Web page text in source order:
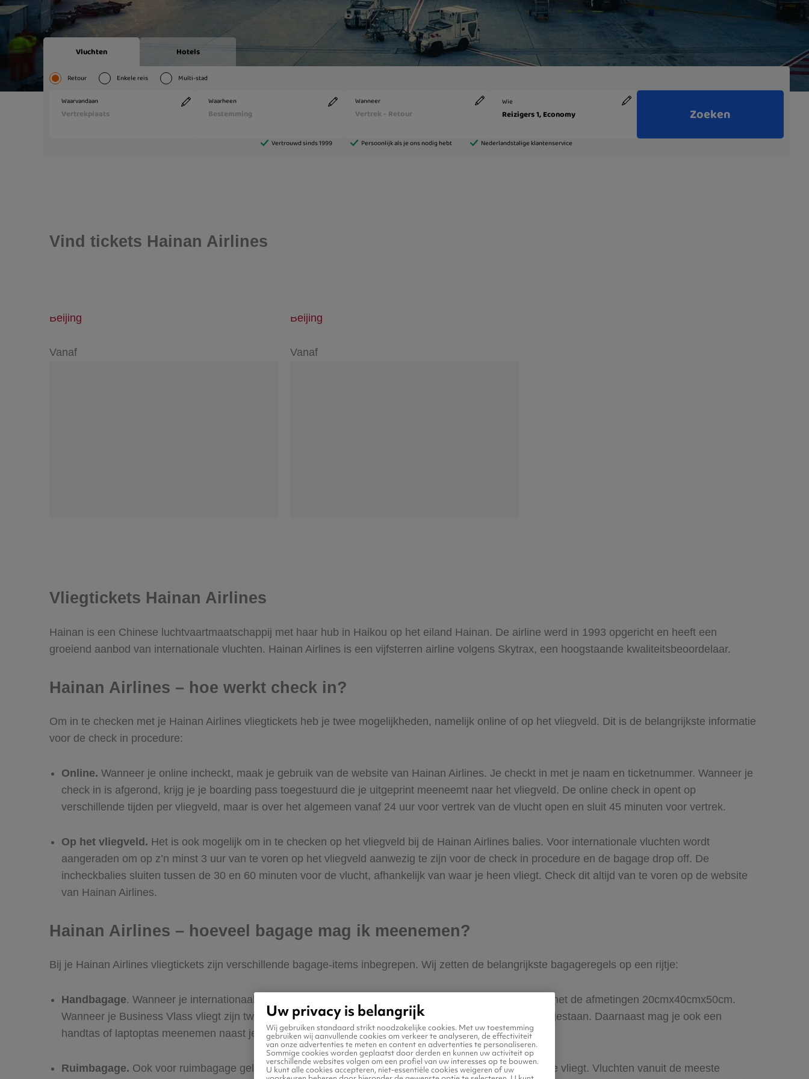
Vind tickets Hainan Airlines
Beijing
Vanaf
Beijing
Vanaf
Vliegtickets Hainan Airlines
Hainan is een Chinese luchtvaartmaatschappij met haar hub in Haikou op het eiland Hainan. De airline werd in 1993 opgericht en heeft een
groeiend aanbod van internationale vluchten. Hainan Airlines is een vijfsterren airline volgens Skytrax, een hoogstaande kwaliteitsbeoordelaar.
Hainan Airlines – hoe werkt check in?
Om in te checken met je Hainan Airlines vliegtickets heb je twee mogelijkheden, namelijk online of op het vliegveld. Dit is de belangrijkste informatie
voor de check in procedure:
Online. Wanneer je online incheckt, maak je gebruik van de website van Hainan Airlines. Je checkt in met je naam en ticketnummer. Wanneer je
check in is afgerond, krijg je je boarding pass toegestuurd die je uitgeprint meeneemt naar het vliegveld. De online check in opent op
verschillende tijden per vliegveld, maar is over het algemeen vanaf 24 uur voor vertrek van de vlucht open en sluit 45 minuten voor vertrek.
Op het vliegveld. Het is ook mogelijk om in te checken op het vliegveld bij de Hainan Airlines balies. Voor internationale vluchten wordt
aangeraden om op z’n minst 3 uur van te voren op het vliegveld aanwezig te zijn voor de check in procedure en de bagage drop off. De
incheckbalies sluiten tussen de 30 en 60 minuten voor de vlucht, afhankelijk van waar je heen vliegt. Check dit altijd van te voren op de website
van Hainan Airlines.
Hainan Airlines – hoeveel bagage mag ik meenemen?
Bij je Hainan Airlines vliegtickets zijn verschillende bagage-items inbegrepen. Wij zetten de belangrijkste bagageregels op een rijtje:
Handbagage. Wanneer je internationaal vliegt is 1 handbagage-item van maximaal 10 kg toegestaan met de afmetingen 20cmx40cmx50cm.
Wanneer je Business Vlass vliegt zijn twee handbagage-items met dit gewicht en deze afmetingen toegestaan. Daarnaast mag je ook een
handtas of laptoptas meenemen naast je handbagage.
Ruimbagage. Ook voor ruimbagage gelden verschillende regels afhankelijk vanaf waar en waarheen je vliegt. Vluchten vanuit de meeste
Uw privacy is belangrijk
Wij gebruiken standaard strikt noodzakelijke cookies. Met uw toestemming
gebruiken wij aanvullende cookies om verkeer te analyseren, de effectiviteit
van onze advertenties te meten en content en advertenties te personaliseren.
Sommige cookies worden geplaatst door derden en kunnen uw activiteit op
verschillende websites volgen om een profiel van uw interesses op te bouwen.
U kunt alle cookies accepteren, niet-essentiële cookies weigeren of uw